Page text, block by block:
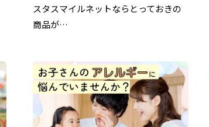
スタスマイルネットならとっておきの
商品が…